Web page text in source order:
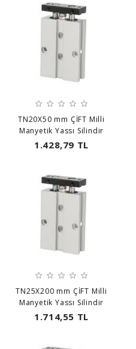
TN20X50 mm ÇİFT Milli
Manyetik Yassı Silindir
1.428,79 TL
TN25X200 mm ÇİFT Milli
Manyetik Yassı Silindir
1.714,55 TL